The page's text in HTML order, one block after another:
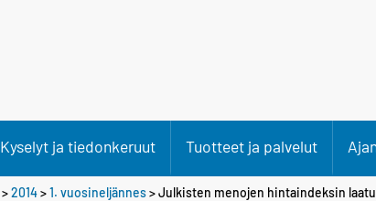
Kyselyt ja tiedonkeruut Tuotteet ja palvelut
>2014>1. vuosineljännes> Julkisten menojen hintaindeksin